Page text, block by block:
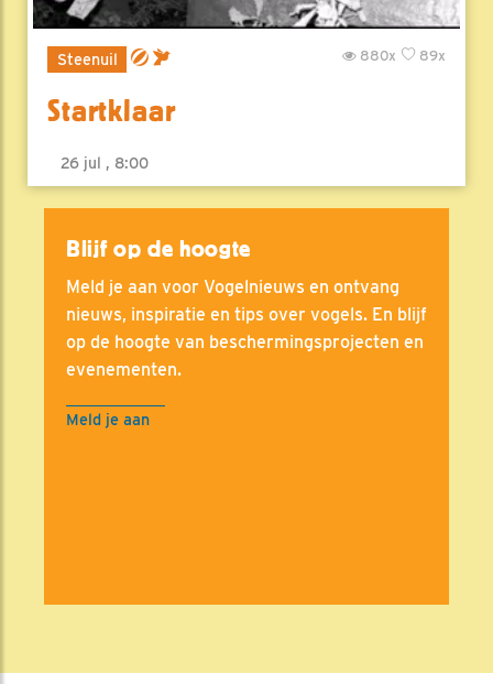
Steenuil 89x
880x
Startklaar
26 jul , 8:00
Blijf op de hoogte
Meld je aan voor Vogelnieuws en ontvang
nieuws, inspiratie en tips over vogels. En blijf
op de hoogte van beschermingsprojecten en
evenementen.
Meld je aan